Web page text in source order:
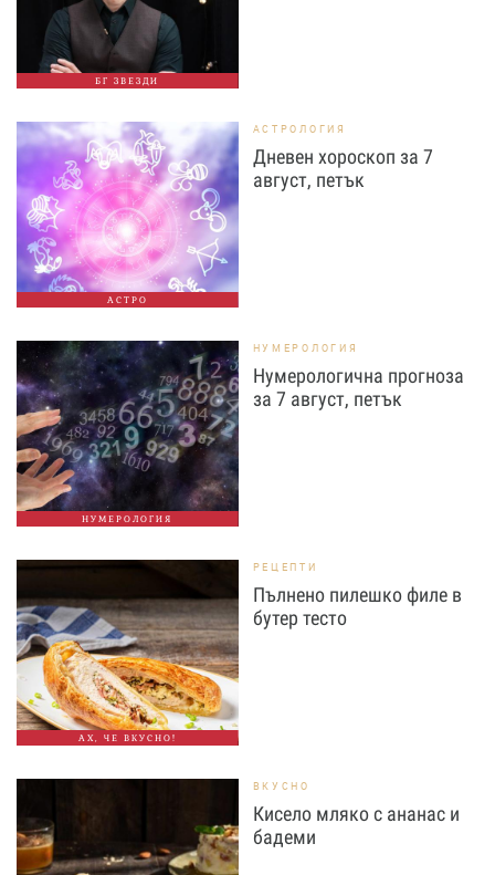
БГ ЗВЕЗДИ
АСТРО
АСТРОЛОГИЯ
Дневен хороскоп за 7
август, петък
НУМЕРОЛОГИЯ
НУМЕРОЛОГИЯ
Нумерологична прогноза
за 7 август, петък
АХ, ЧЕ ВКУСНО!
РЕЦЕПТИ
Пълнено пилешко филе в
бутер тесто
ВКУСНО
Кисело мляко с ананас и
бадеми